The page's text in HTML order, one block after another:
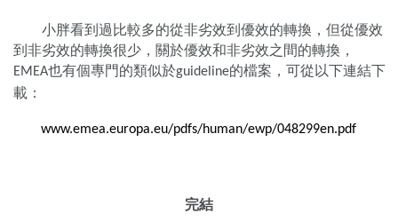
小胖看到過比較多的從非劣效到優效的轉換，但從優效
到非劣效的轉換很少，關於優效和非劣效之間的轉換，
EMEA也有個專門的類似於guideline的檔案， 可從以下連結下
載：
www.emea.europa.eu/pdfs/human/ewp/048299en.pdf
完結